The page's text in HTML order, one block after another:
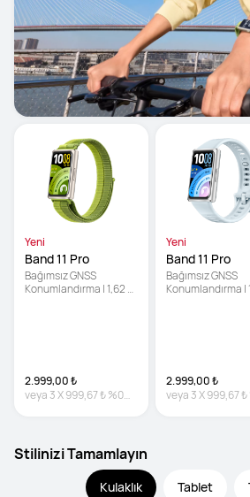
Yeni
Band 11 Pro
Bağımsız GNSS
Konumlandırma | 1,62
2.999,00 ₺
veya 3X999,67 ₺%0
Yeni
Band 11 Pro
Bağımsız GNSS
Konumlandırma |
2.999,00 ₺
veya 3X999,67 ₺
Stilinizi Tamamlayın
Kulaklık Tablet